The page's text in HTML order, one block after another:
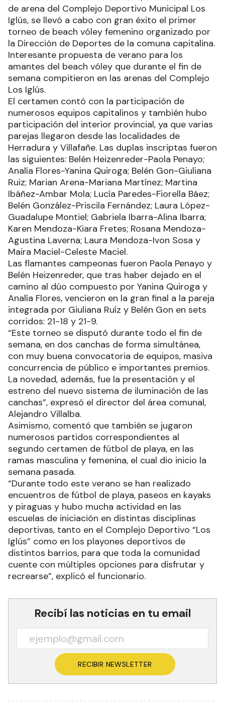
de arena del Complejo Deportivo Municipal Los
Iglús, se llevó a cabo con gran éxito el primer
torneo de beach vóley femenino organizado por
la Dirección de Deportes de la comuna capitalina.
Interesante propuesta de verano para los
amantes del beach vóley que durante el fin de
semana compitieron en las arenas del Complejo
Los Iglús.
El certamen contó con la participación de
numerosos equipos capitalinos y también hubo
participación del interior provincial, ya que varias
parejas llegaron desde las localidades de
Herradura y Villafañe. Las duplas inscriptas fueron
las siguientes: Belén Heizenreder-Paola Penayo;
Analía Flores-Yanina Quiroga; Belén Gon-Giuliana
Ruiz; Marian Arena-Mariana Martínez; Martina
Ibáñez-Ambar Mola; Lucía Paredes-Fiorella Báez;
Belén González-Priscila Fernández; Laura López-
Guadalupe Montiel; Gabriela Ibarra-Alina Ibarra;
Karen Mendoza-Kiara Fretes; Rosana Mendoza-
Agustina Laverna; Laura Mendoza-Ivon Sosa y
Maira Maciel-Celeste Maciel.
Las flamantes campeonas fueron Paola Penayo y
Belén Heizenreder, que tras haber dejado en el
camino al dúo compuesto por Yanina Quiroga y
Analía Flores, vencieron en la gran final a la pareja
integrada por Giuliana Ruíz y Belén Gon en sets
corridos: 21-18 y 21-9.
“Este torneo se disputó durante todo el fin de
semana, en dos canchas de forma simultánea,
con muy buena convocatoria de equipos, masiva
concurrencia de público e importantes premios.
La novedad, además, fue la presentación y el
estreno del nuevo sistema de iluminación de las
canchas”, expresó el director del área comunal,
Alejandro Villalba.
Asimismo, comentó que también se jugaron
numerosos partidos correspondientes al
segundo certamen de fútbol de playa, en las
ramas masculina y femenina, el cual dio inicio la
semana pasada.
“Durante todo este verano se han realizado
encuentros de fútbol de playa, paseos en kayaks
y piraguas y hubo mucha actividad en las
escuelas de iniciación en distintas disciplinas
deportivas, tanto en el Complejo Deportivo “Los
Iglús” como en los playones deportivos de
distintos barrios, para que toda la comunidad
cuente con múltiples opciones para disfrutar y
recrearse”, explicó el funcionario.
Recibí las noticias en tu email
RECIBIR NEWSLETTER